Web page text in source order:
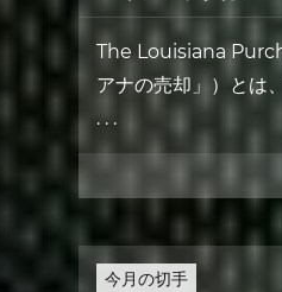
The Louisiana
アナの売却」）とは
. . .
今月の切手